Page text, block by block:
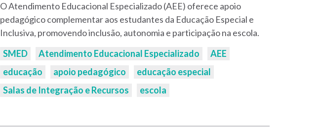
O Atendimento Educacional Especializado (AEE) oferece apoio
pedagógico complementar aos estudantes da Educação Especial e
Inclusiva, promovendo inclusão, autonomia e participação na escola.
Palavras-
chaves:
SMED Atendimento Educacional Especializado
AEE
educação
apoio pedagógico
educação especial
Salas de Integração e Recursos
escola